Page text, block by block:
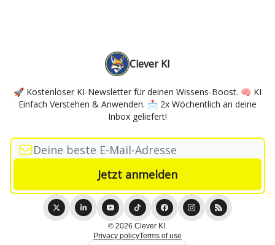
Clever KI
🚀 Kostenloser KI-Newsletter für deinen Wissens-Boost. 🧠 KI
Einfach Verstehen & Anwenden. 📩 2x Wöchentlich an deine
Inbox geliefert!
© 2026 Clever KI.
Privacy policyTerms of use